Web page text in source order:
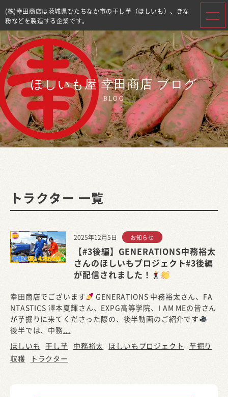
(株)幸田商店は茨城県ひたちなか市の干し芋（ほしいも）、きな
粉などを製造する企業です。
ほしいも屋 幸田商店 ブログ
BLOG
トラクター 一覧
2025年12月5日 お知らせ
【#3後編】GENERATIONS中務裕太
さんのほしいもプロジェクト#3後編
が配信されました！
幸田商店でございます
GENERATIONS 中務裕太さん、FA
NTASTICS 澤本夏輝さん、EXPG高等学院、I AM MEの皆さん
が芋掘りに来てくださった際の、後半動画のご紹介です
後半では、中務...
ほしいも 干し芋 中務裕太 ほしいもプロジェクト
芋掘り
収穫
トラクター